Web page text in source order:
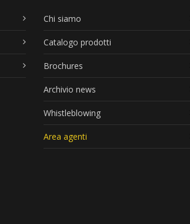
Chi siamo
Catalogo prodotti
Brochures
Archivio news
Whistleblowing
Area agenti